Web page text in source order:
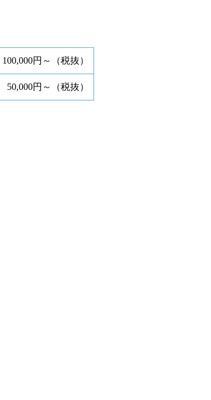
100,000円～（税抜）
50,000円～（税抜）